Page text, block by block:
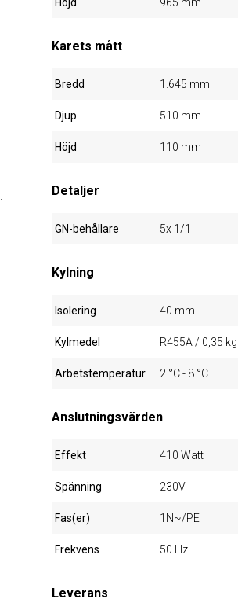
Karets mått
Bredd 1.645 mm
Djup 510 mm
Höjd 110 mm
Detaljer
GN-behållare 5x 1/1
Kylning
Isolering 40 mm
Kylmedel R455A / 0,35 kg
Arbetstemperatur 2 °C - 8 °C
Anslutningsvärden
Effekt 410 Watt
Spänning 230V
Fas(er) 1N~/PE
Frekvens 50 Hz
Leverans